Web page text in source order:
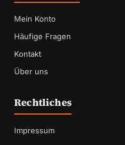
Mein Konto
Häufige Fragen
Kontakt
Über uns
Rechtliches
Impressum